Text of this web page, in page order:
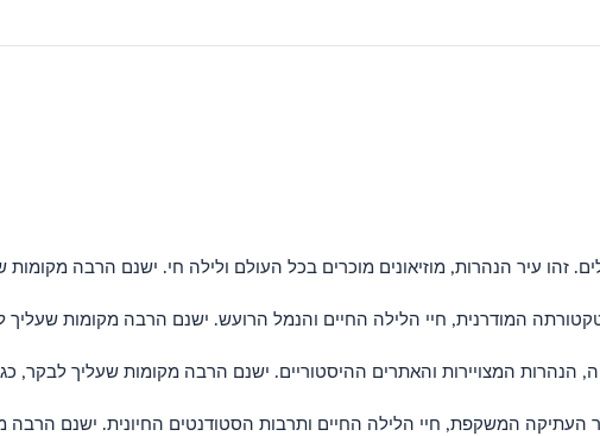
זהו עיר הנהרות, מוזיאונים מוכרים בכל העולם ולילה חי. ישנם הרבה מקומות
המודרנית, חיי הלילה החיים והנמל הרועש. ישנם הרבה מקומות שעליך
המצויירות והאתרים ההיסטוריים. ישנם הרבה מקומות שעליך לבקר,
העתיקה המשקפת, חיי הלילה החיים ותרבות הסטודנטים החיונית. ישנם הרבה